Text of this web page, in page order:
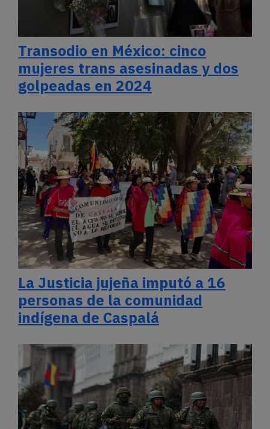
Transodio en México: cinco
mujeres trans asesinadas y dos
golpeadas en 2024
La Justicia jujeña imputó a 16
personas de la comunidad
indígena de Caspalá